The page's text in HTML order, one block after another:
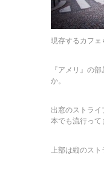
現存するカフェ
『アメリ』の
か。
出窓のストライ
本でも流行って
上部は縦のスト